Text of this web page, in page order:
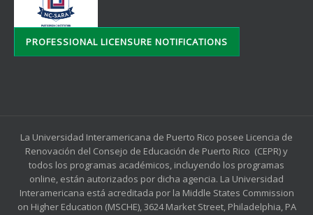
PROFESSIONAL LICENSURE NOTIFICATIONS
La Universidad Interamericana de Puerto Rico posee Licencia de
Renovación del Consejo de Educación de Puerto Rico (CEPR) y
todos los programas académicos, incluyendo los programas
online, están autorizados por dicha agencia. La Universidad
Interamericana está acreditada por la Middle States Commission
on Higher Education (MSCHE), 3624 Market Street, Philadelphia, PA